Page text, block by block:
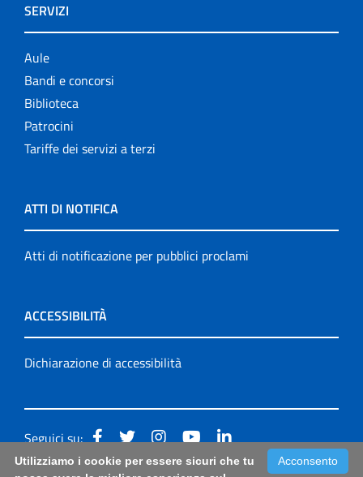
SERVIZI
Aule
Bandi e concorsi
Biblioteca
Patrocini
Tariffe dei servizi a terzi
ATTI DI NOTIFICA
Atti di notificazione per pubblici proclami
ACCESSIBILITÀ
Dichiarazione di accessibilità
Seguici su:
Acconsento
Utilizziamo i cookie per essere sicuri che tu